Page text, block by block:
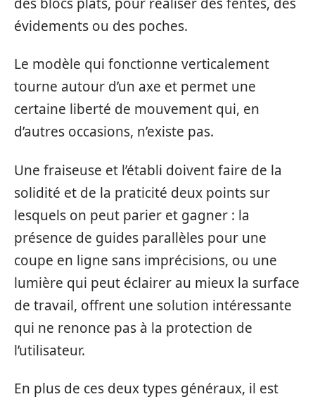
évidements ou des poches.
Le modèle qui fonctionne verticalement
tourne autour d’un axe et permet une
certaine liberté de mouvement qui, en
d’autres occasions, n’existe pas.
Une fraiseuse et l’établi doivent faire de la
solidité et de la praticité deux points sur
lesquels on peut parier et gagner : la
présence de guides parallèles pour une
coupe en ligne sans imprécisions, ou une
lumière qui peut éclairer au mieux la surface
de travail, offrent une solution intéressante
qui ne renonce pas à la protection de
l’utilisateur.
En plus de ces deux types généraux, il est